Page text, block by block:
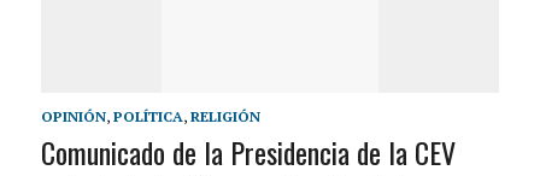
OPINIÓN, POLÍTICA, RELIGIÓN
Comunicado de la Presidencia de la CEV